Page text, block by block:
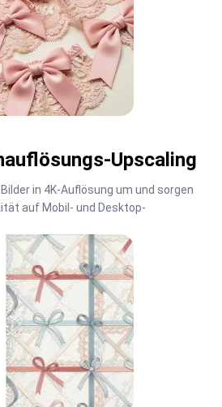
Upscaling
in 4K-Auflösung um und sorgen
auf Mobil- und Desktop-